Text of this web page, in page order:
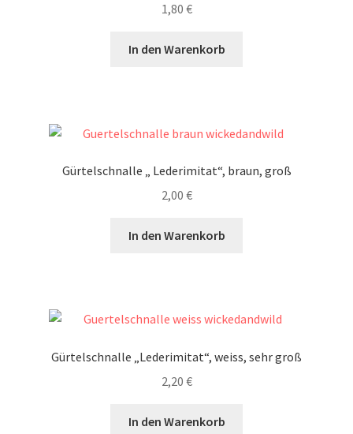
1,80 €
In den Warenkorb
Gürtelschnalle „ Lederimitat“, braun, groß
2,00 €
In den Warenkorb
Gürtelschnalle „Lederimitat“, weiss, sehr groß
2,20 €
In den Warenkorb